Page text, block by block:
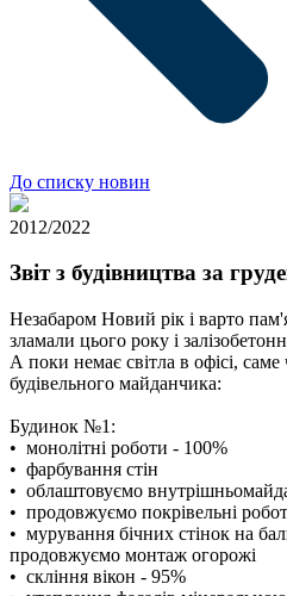
До списку новин
2012/2022
Звіт з будівництва за
Незабаром Новий рік і варто
зламали цього року і
А поки немає світла в офісі, саме
будівельного майданчика:
Будинок №1:
• монолітні роботи - 100%
• фарбування стін
• облаштовуємо
• продовжуємо покрівельні
• мурування бічних стінок на
продовжуємо монтаж огорожі
• скління вікон - 95%